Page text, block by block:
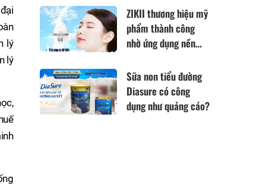
lý
lý
ZIKII thương hiệu mỹ
phẩm thành công
nhờ ứng dụng nền
từ Nhật Bản
Sữa non tiểu đường
Diasure có công
dụng như quảng cáo?